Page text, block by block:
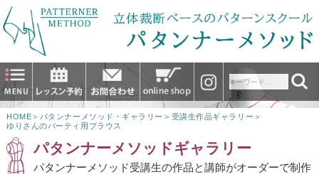
HOME ＞ パタンナーメソッド・ギャラリー ＞ 受講生作品ギャラリー ＞
ゆりさんのパーティ用ブラウス
パタンナーメソッドギャラリー
パタンナーメソッド受講生の作品と講師がオーダーで制作